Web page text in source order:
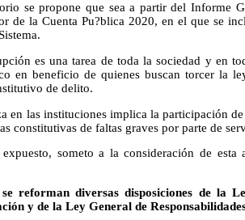
se propone que sea a partir del Informe
de la Cuenta Pu?blica 2020, en el que se
es una tarea de toda la sociedad y en
en beneficio de quienes buscan torcer la
de delito.
en las instituciones implica la participación
constitutivas de faltas graves por parte de
someto a la consideración de
reforman diversas disposiciones de la
y de la Ley General de